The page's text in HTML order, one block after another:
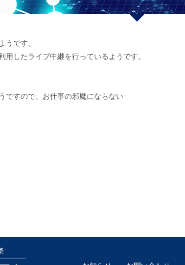
うです。
したライブ中継を行っているようです。
ですので、お仕事の邪魔にならない